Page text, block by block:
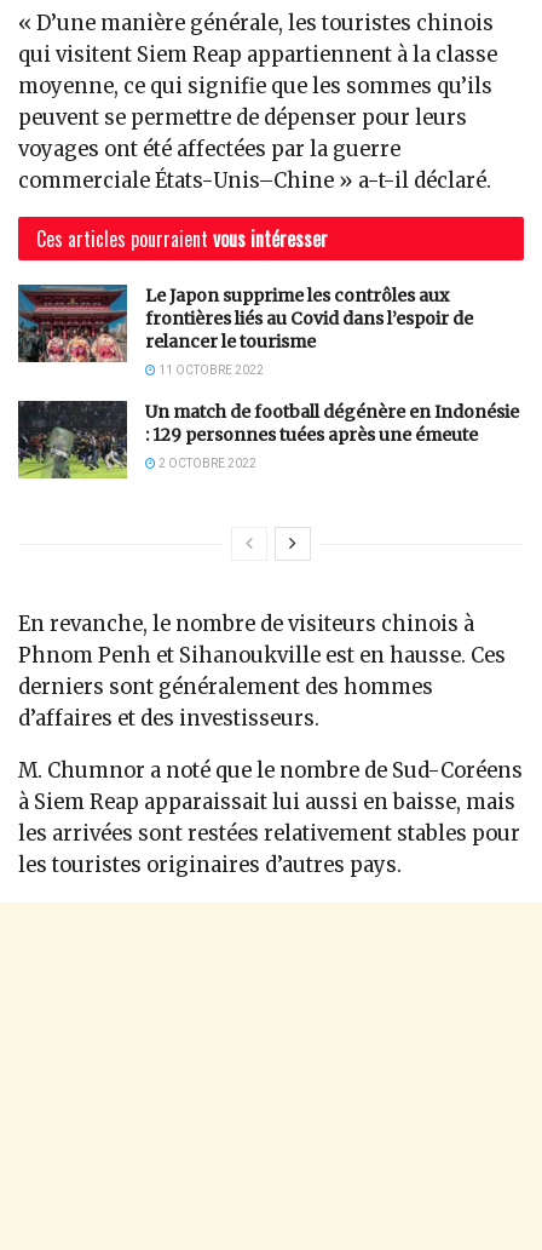
« D’une manière générale, les touristes chinois
qui visitent Siem Reap appartiennent à la classe
moyenne, ce qui signifie que les sommes qu’ils
peuvent se permettre de dépenser pour leurs
voyages ont été affectées par la guerre
commerciale États-Unis–Chine » a-t-il déclaré.
Ces articles pourraient vous intéresser
Le Japon supprime les contrôles aux
frontières liés au Covid dans l’espoir de
relancer le tourisme
11 OCTOBRE 2022
Un match de football dégénère en Indonésie
: 129 personnes tuées après une émeute
2 OCTOBRE 2022
En revanche, le nombre de visiteurs chinois à
Phnom Penh et Sihanoukville est en hausse. Ces
derniers sont généralement des hommes
d’affaires et des investisseurs.
M. Chumnor a noté que le nombre de Sud-Coréens
à Siem Reap apparaissait lui aussi en baisse, mais
les arrivées sont restées relativement stables pour
les touristes originaires d’autres pays.